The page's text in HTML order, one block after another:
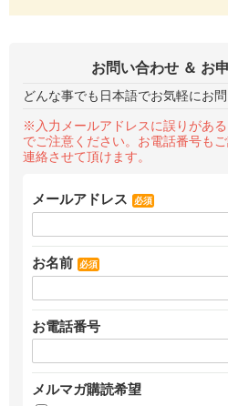
お問い合わせ ＆ お
どんな事でも日本語でお気軽にお
※入力メールアドレスに誤りがあ
でご注意ください。お電話番号も
連絡させて頂けます。
メールアドレス 必須
お名前 必須
お電話番号
メルマガ購読希望